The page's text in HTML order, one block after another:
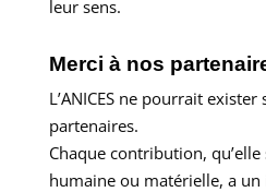
leur sens.
Merci à nos
L’ANICES ne pourrait
partenaires.
Chaque contribution,
humaine ou matérielle, a